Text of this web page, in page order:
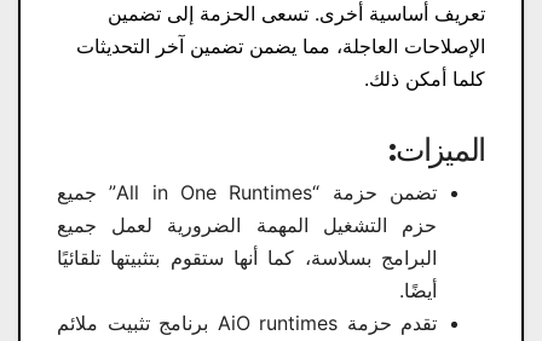
تعريف أساسية أخرى. تسعى الحزمة إلى تضمين
الإصلاحات العاجلة، مما يضمن تضمين آخر التحديثات
كلما أمكن ذلك.
الميزات:
تضمن حزمة “All in One Runtimes” جميع
حزم التشغيل المهمة الضرورية لعمل جميع
البرامج بسلاسة، كما أنها ستقوم بتثبيتها تلقائيًا
أيضًا.
تقدم حزمة AiO runtimes برنامج تثبيت ملائم